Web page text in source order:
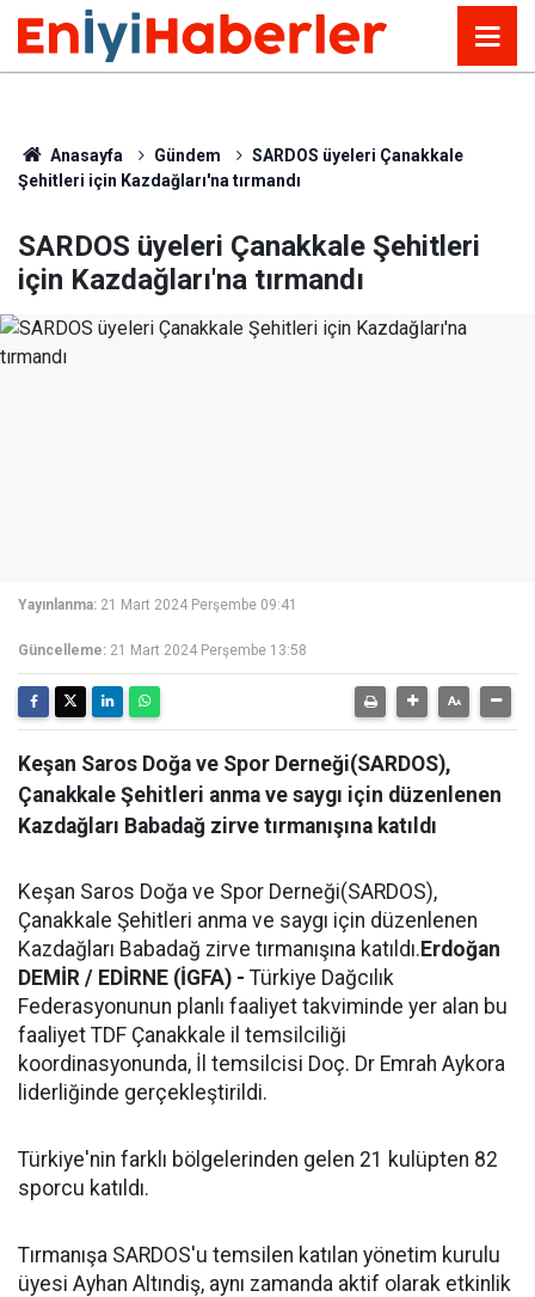
Anasayfa Gündem
SARDOS üyeleri Çanakkale
Şehitleri için Kazdağları'na tırmandı
SARDOS üyeleri Çanakkale Şehitleri
için Kazdağları'na tırmandı
Yayınlanma: 21 Mart 2024 Perşembe 09:41
Güncelleme: 21 Mart 2024 Perşembe 13:58
Keşan Saros Doğa ve Spor Derneği(SARDOS),
Çanakkale Şehitleri anma ve saygı için düzenlenen
Kazdağları Babadağ zirve tırmanışına katıldı
Keşan Saros Doğa ve Spor Derneği(SARDOS),
Çanakkale Şehitleri anma ve saygı için düzenlenen
Kazdağları Babadağ zirve tırmanışına katıldı. Erdoğan
DEMİR / EDİRNE (İGFA) - Türkiye Dağcılık
Federasyonunun planlı faaliyet takviminde yer alan bu
faaliyet TDF Çanakkale il temsilciliği
koordinasyonunda, İl temsilcisi Doç. Dr Emrah Aykora
liderliğinde gerçekleştirildi.
Türkiye'nin farklı bölgelerinden gelen 21 kulüpten 82
sporcu katıldı.
Tırmanışa SARDOS'u temsilen katılan yönetim kurulu
üyesi Ayhan Altındiş, aynı zamanda aktif olarak etkinlik